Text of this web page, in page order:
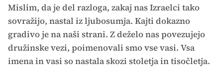
Mislim, da je del razloga, zakaj nas Izraelci tako
sovražijo, nastal iz ljubosumja. Kajti dokazno
gradivo je na naši strani. Z deželo nas povezujejo
družinske vezi, poimenovali smo vse vasi. Vsa
imena in vasi so nastala skozi stoletja in tisočletja.